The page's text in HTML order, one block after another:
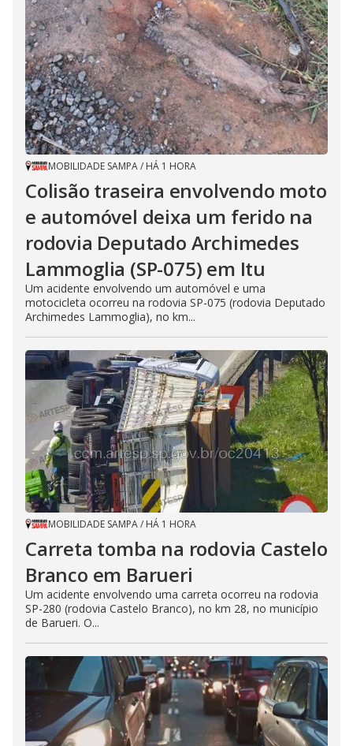
MOBILIDADE SAMPA/ HÁ 1 HORA
Colisão traseira envolvendo moto
e automóvel deixa um ferido na
rodovia Deputado Archimedes
Lammoglia (SP-075) em Itu
Um acidente envolvendo um automóvel e uma
motocicleta ocorreu na rodovia SP-075 (rodovia Deputado
Archimedes Lammoglia), no km...
MOBILIDADE SAMPA/ HÁ 1 HORA
Carreta tomba na rodovia Castelo
Branco em Barueri
Um acidente envolvendo uma carreta ocorreu na rodovia
SP-280 (rodovia Castelo Branco), no km 28, no município
de Barueri. O...